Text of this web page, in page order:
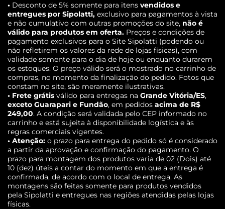
• Desconto de 5% somente para itens vendidos e
entregues por Sipolatti, exclusivo para pagamentos à vista
e não cumulativo com outras promoções do site, não é
válido para produtos em oferta. Preços e condições de
pagamento exclusivos para o Site Sipolatti (podendo ou
não refletirem os valores da rede de lojas físicas), com
validade somente para o dia de hoje ou enquanto durarem
os estoques. O preço válido será o mostrado no carrinho de
compras, no momento da finalização do pedido. Fotos que
constam no site, são meramente ilustrativas.
• Frete grátis válido para entregas na Grande Vitória/ES,
exceto Guarapari e Fundão, em pedidos acima de R$
249,00. A condição será validada pelo CEP informado no
carrinho e está sujeita à disponibilidade logística e às
regras comerciais vigentes.
• Atenção: o prazo para entrega do pedido só é considerado
a partir da aprovação e confirmação do pagamento. O
prazo para montagem dos produtos varia de 02 (Dois) até
10 (dez) úteis a contar do momento em que a entrega é
confirmada, de acordo com o local de entrega. As
montagens são feitas somente para produtos vendidos
pela Sipolatti e entregues nas regiões atendidas pelas lojas
físicas.